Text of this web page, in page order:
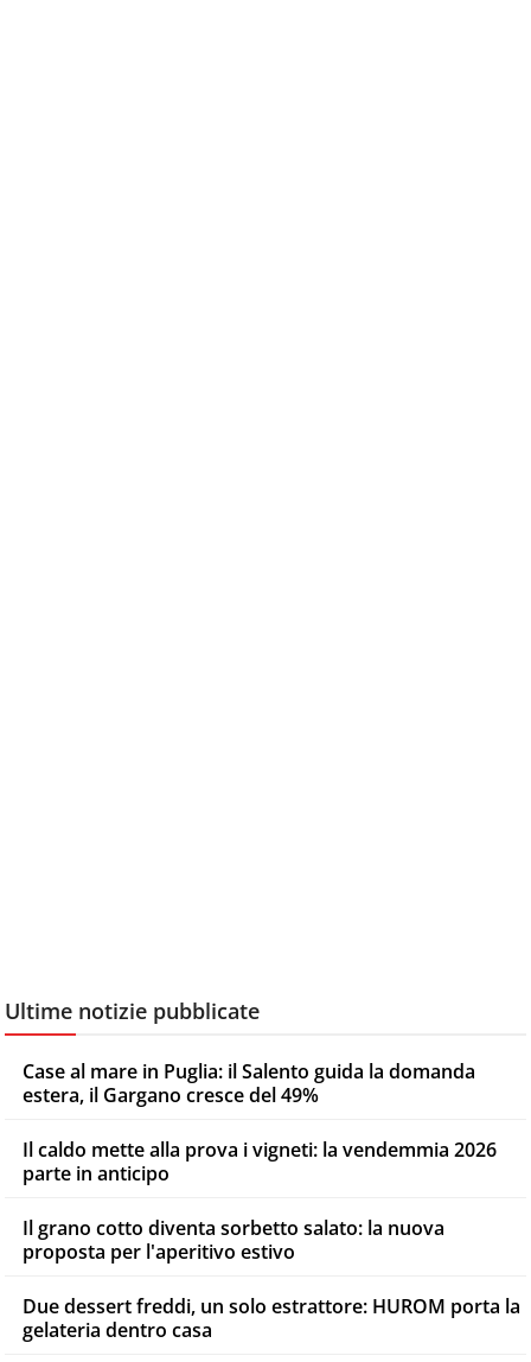
Ultime notizie pubblicate
Case al mare in Puglia: il Salento guida la domanda
estera, il Gargano cresce del 49%
Il caldo mette alla prova i vigneti: la vendemmia 2026
parte in anticipo
Il grano cotto diventa sorbetto salato: la nuova
proposta per l'aperitivo estivo
Due dessert freddi, un solo estrattore: HUROM porta la
gelateria dentro casa